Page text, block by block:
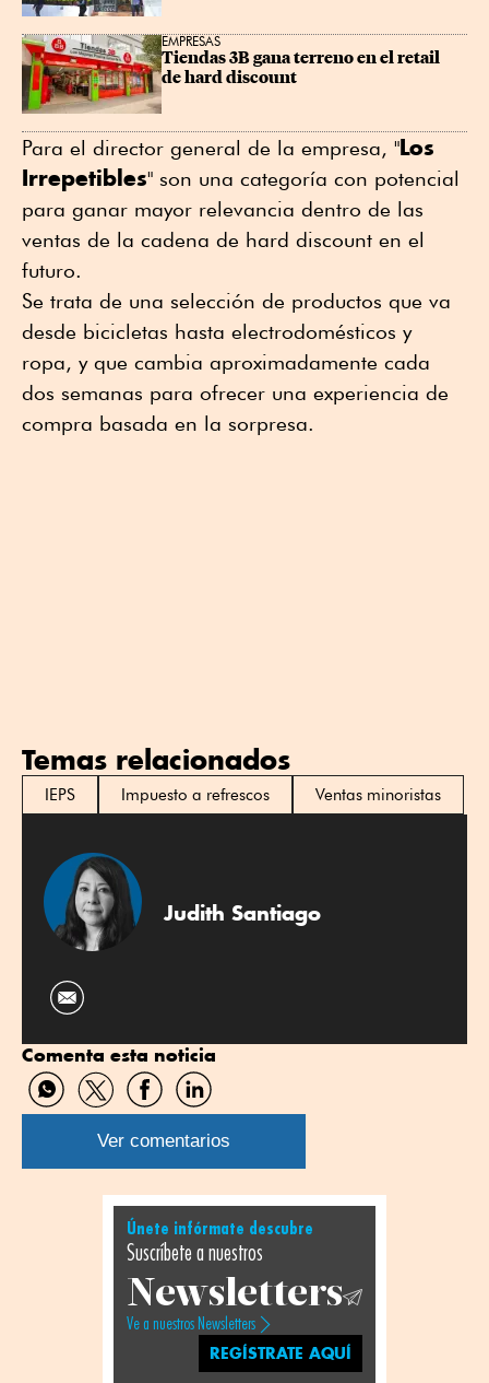
EMPRESAS
Tiendas 3B gana terreno en el retail
de hard discount
Para el director general de la empresa, "Los
Irrepetibles" son una categoría con potencial
para ganar mayor relevancia dentro de las
ventas de la cadena de hard discount en el
futuro.
Se trata de una selección de productos que va
desde bicicletas hasta electrodomésticos y
ropa, y que cambia aproximadamente cada
dos semanas para ofrecer una experiencia de
compra basada en la sorpresa.
Temas relacionados
IEPS Impuesto a refrescos Ventas minoristas
Judith Santiago
Comenta esta noticia
Compartir
por
WhatsApp
Compartir
por
Twitter
Compartir
por
Facebook
Compartir
por
Linkedin
Ver comentarios
Únete infórmate descubre
Suscríbete a nuestros
Newsletters
Ve a nuestros Newsletters
REGÍSTRATE AQUÍ